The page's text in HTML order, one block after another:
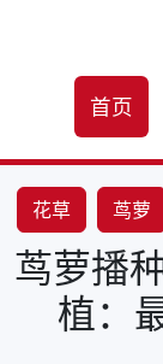
首页
花草 茑萝
茑萝播
植：